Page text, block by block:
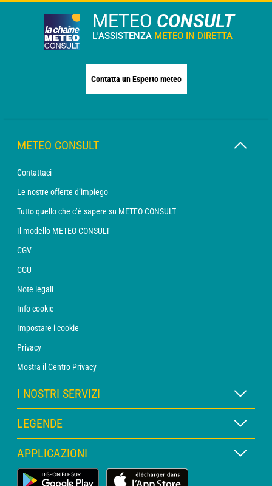
METEO CONSULT
L'ASSISTENZA METEO IN DIRETTA
Contatta un Esperto meteo
METEO CONSULT
Contattaci
Le nostre offerte d’impiego
Tutto quello che c’è sapere su METEO CONSULT
Il modello METEO CONSULT
CGV
CGU
Note legali
Info cookie
Impostare i cookie
Privacy
Mostra il Centro Privacy
I NOSTRI SERVIZI
Abbonamento METEO Xpert
Abbonamento METEO PRO
Consulenza con un meteorologo
Bollettino PRO
LEGENDE
Legenda delle mappe
Legenda dei pittogrammi
APPLICAZIONI
App Meteo Terrestre